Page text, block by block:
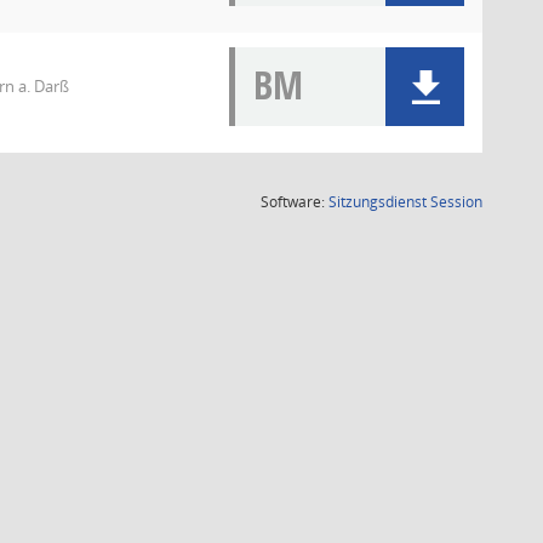
a. Darß BM
Software:SitzungsdienstSession(Wird in